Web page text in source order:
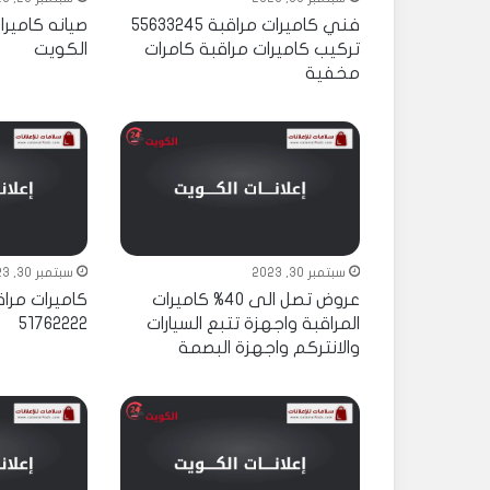
فني كاميرات مراقبة 55633245
تركيب كاميرات مراقبة كامرات
مخفية
صيانه
الكويت
سبتمبر 30, 2023
عروض تصل الى 40% كاميرات
المراقبة واجهزة تتبع السيارات
والانتركم واجهزة البصمة
سبتمبر 30, 2023
كاميرات
51762222